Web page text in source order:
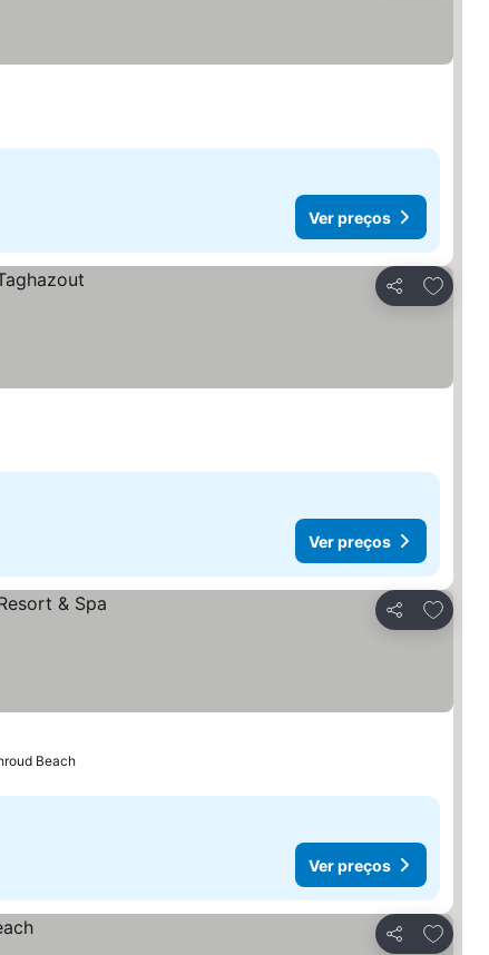
Ver preços
Partilhar
Ver preços
Partilhar
Beach
Ver preços
Partilhar